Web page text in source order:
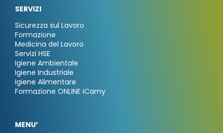
SERVIZI
Sicurezza sul Lavoro
Formazione
Medicina del Lavoro
Servizi HSE
Igiene Ambientale
Igiene Industriale
Igiene Alimentare
Formazione ONLINE iCamy
MENU’